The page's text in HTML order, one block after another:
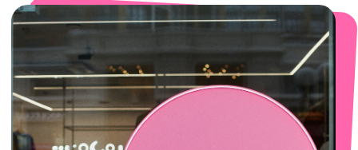
Сочи
Село Эстосадок, ТРЦ Горки Молл,
Горная Карусель, 3
+7 (919) 374-04-04
с 10-00 до 22-00
смотреть в Яндекс. Картах